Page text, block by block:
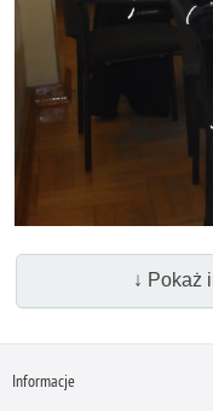
↓ Pokaż
Informacje